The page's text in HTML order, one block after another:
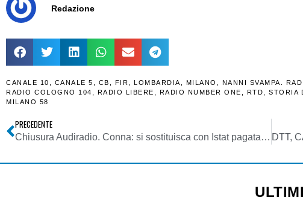
Redazione
CANALE 10 CANALE 5 CB FIR LOMBARDIA MILANO NANNI SVAMPA.
RADIO COLOGNO 104
RADIO LIBERE RADIO NUMBER ONE RTD STORIA
MILANO 58
PRECEDENTE
Chiusura Audiradio. Conna: si sostituisca con Istat pagata con parte contributo Agcom. Basta a “odiosi favoritismi giocati dietro le quinte”